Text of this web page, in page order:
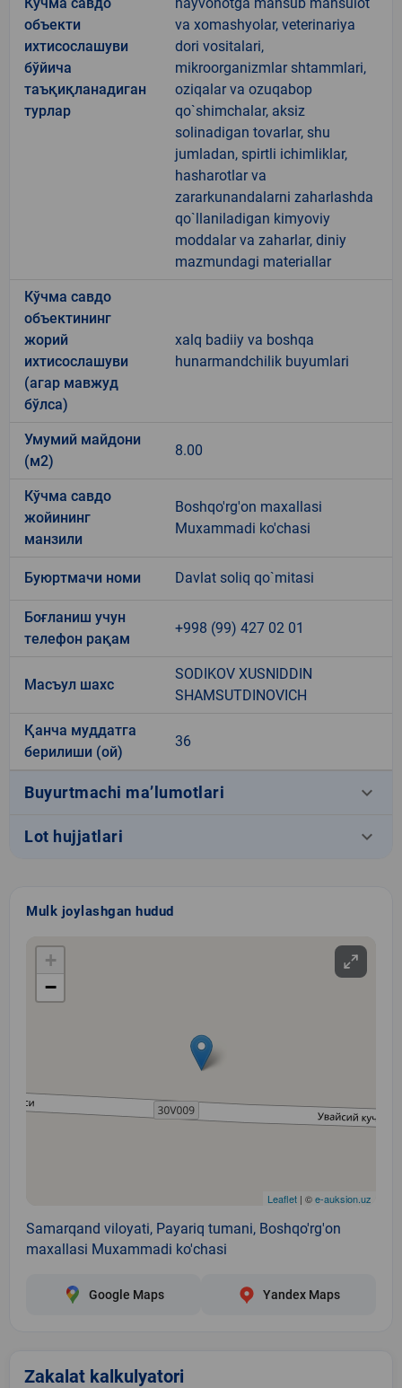
объекти
ихтисослашуви
бўйича
таъқиқланадиган
турлар
va xomashyolar, veterinariya
dori vositalari,
mikroorganizmlar shtammlari,
oziqalar va ozuqabop
qo`shimchalar, aksiz
solinadigan tovarlar, shu
jumladan, spirtli ichimliklar,
hasharotlar va
zararkunandalarni zaharlashda
qo`llaniladigan kimyoviy
moddalar va zaharlar, diniy
mazmundagi materiallar
Кўчма савдо
объектининг
жорий
ихтисослашуви
(агар мавжуд
бўлса)
xalq badiiy va boshqa
hunarmandchilik buyumlari
Умумий майдони
(м2)
8.00
Кўчма савдо
жойининг
манзили
Boshqo'rg'on maxallasi
Muxammadi ko'chasi
Буюртмачи номи Davlat soliq qo`mitasi
Боғланиш учун
телефон рақам
+998 (99) 427 02 01
Масъул шахс
SODIKOV XUSNIDDIN
SHAMSUTDINOVICH
Қанча муддатга
берилиши (ой)
36
Buyurtmachi ma’lumotlari keyboard_arrow_down
Lot hujjatlari keyboard_arrow_down
Mulk joylashgan hudud
+
−
Leaflet | ©e-auksion.uz
Samarqand viloyati, Payariq tumani, Boshqo'rg'on
maxallasi Muxammadi ko'chasi
Google Maps Yandex Maps
Zakalat kalkulyatori